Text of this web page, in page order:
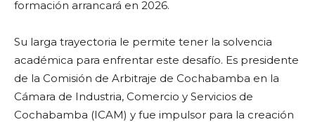
formación arrancará en 2026.
Su larga trayectoria le permite tener la solvencia
académica para enfrentar este desafío. Es presidente
de la Comisión de Arbitraje de Cochabamba en la
Cámara de Industria, Comercio y Servicios de
Cochabamba (ICAM) y fue impulsor para la creación